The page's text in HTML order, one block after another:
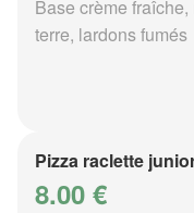
Base crème
terre, lardons fumés
Pizza raclette
8.00 €